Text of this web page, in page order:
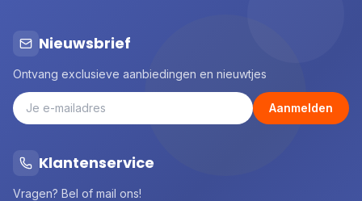
Nieuwsbrief
Ontvang exclusieve aanbiedingen en nieuwtjes
Aanmelden
Klantenservice
Vragen? Bel of mail ons!